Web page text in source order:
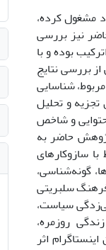
مشغول کرده،
نیز بررسی
بوده و با
منظور، پس از بررسی نتایج
مقالات مربوط، شناسایی
برای تجزیه و تحلیل
و شاخص
حاضر به
نهایی در ارتباط با سازوکارهای
گونه‌شناسی،
سلبریتی
سیاست،
روزمره،
اثر